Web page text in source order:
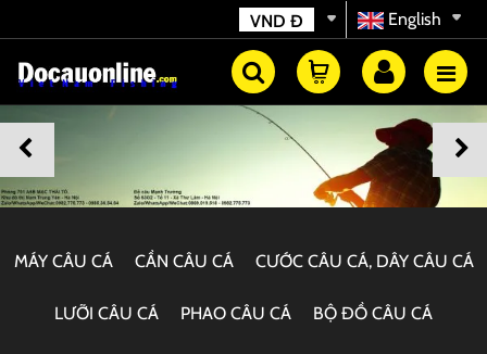
English
VND Đ
MÁY CÂU CÁ CẦN CÂU CÁ CƯỚC CÂU CÁ, DÂY CÂU CÁ
LƯỠI CÂU CÁ PHAO CÂU CÁ BỘ ĐỒ CÂU CÁ